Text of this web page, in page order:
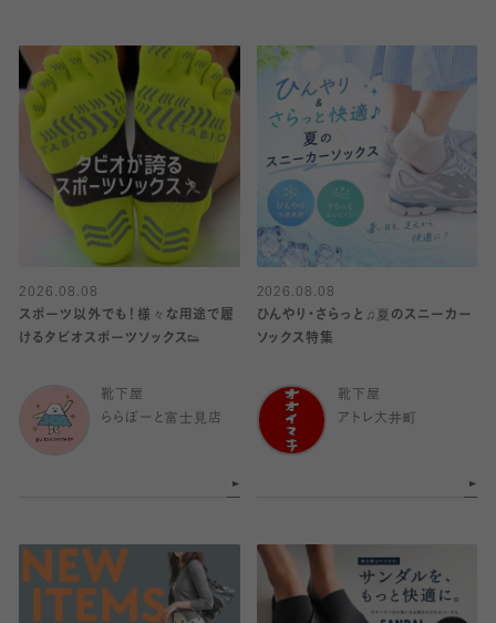
2026.08.08
スポーツ以外でも！様々な用途で履
けるタビオスポーツソックス👟
靴下屋
ららぽーと富士見店
2026.08.08
ひんやり・さらっと♫夏のスニーカー
ソックス特集
靴下屋
アトレ大井町